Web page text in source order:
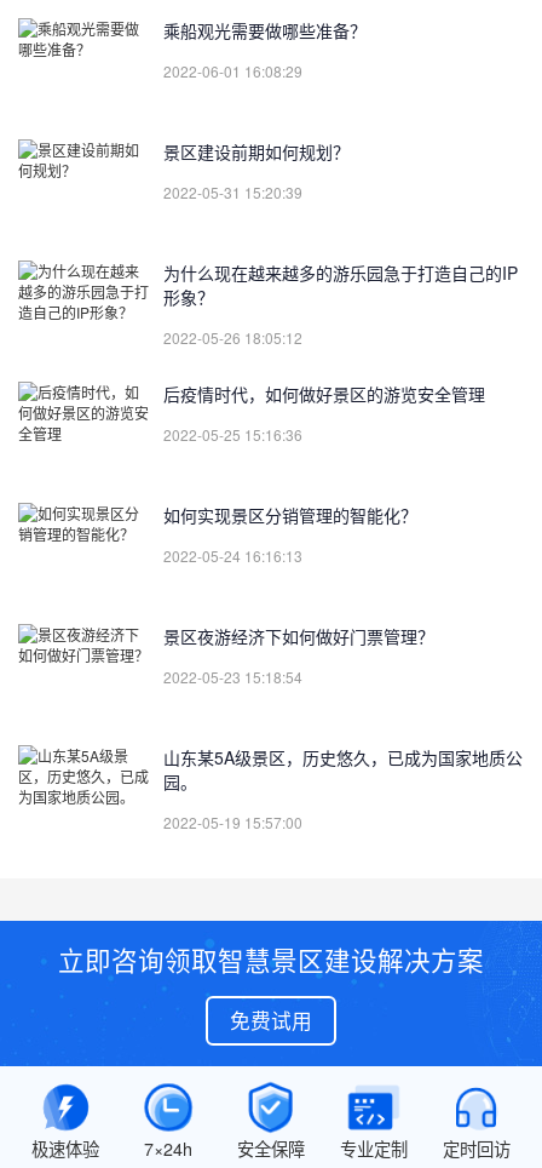
乘船观光需要做哪些准备？
2022-06-01 16:08:29
景区建设前期如何规划？
2022-05-31 15:20:39
为什么现在越来越多的游乐园急于打造自己的IP
形象？
2022-05-26 18:05:12
后疫情时代，如何做好景区的游览安全管理
2022-05-25 15:16:36
如何实现景区分销管理的智能化？
2022-05-24 16:16:13
景区夜游经济下如何做好门票管理？
2022-05-23 15:18:54
山东某5A级景区，历史悠久，已成为国家地质公
园。
2022-05-19 15:57:00
立即咨询领取智慧景区建设解决方案
免费试用
极速体验 7×24h 安全保障 专业定制 定时回访